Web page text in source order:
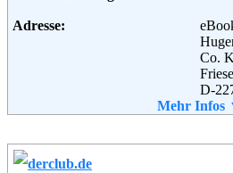
Adresse:
Co.
D-
Weiterführende
Mehr Infos